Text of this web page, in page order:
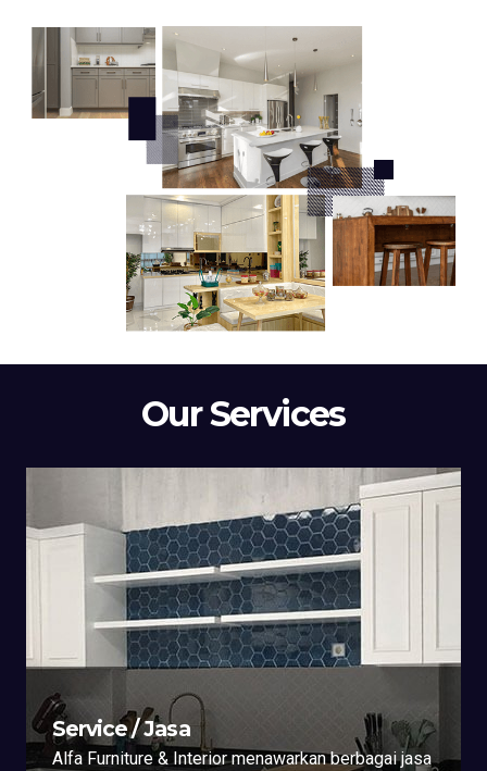
Our Services
Service / Jasa
Alfa Furniture & Interior menawarkan berbagai jasa